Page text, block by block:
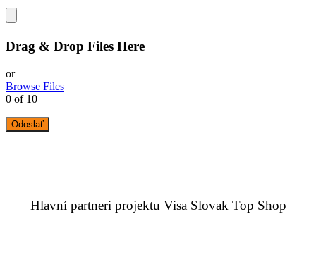
Drag & Drop Files Here
or
Browse Files
0 of 10
Hlavní partneri projektu Visa Slovak Top Shop